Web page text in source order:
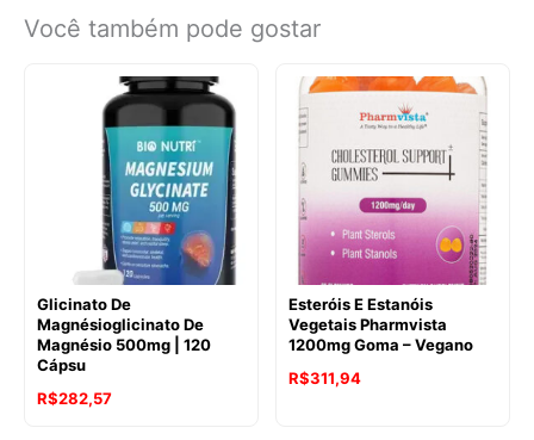
Você também pode gostar
Glicinato De
Magnésioglicinato De
Magnésio 500mg | 120
Cápsu
R$282,57
Esteróis E Estanóis
Vegetais Pharmvista
1200mg Goma – Vegano
R$311,94